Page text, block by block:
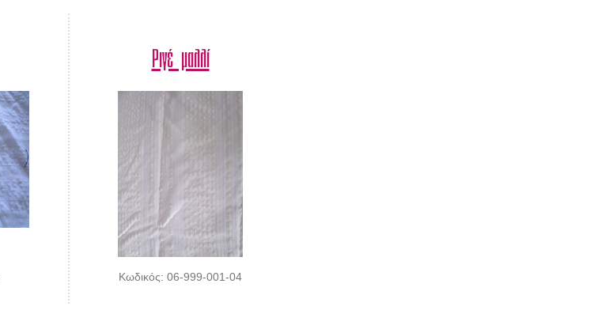
Ριγέ μαλλί
Κωδικός: 06-999-001-04